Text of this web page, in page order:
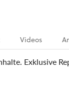
Videos
Exklusive